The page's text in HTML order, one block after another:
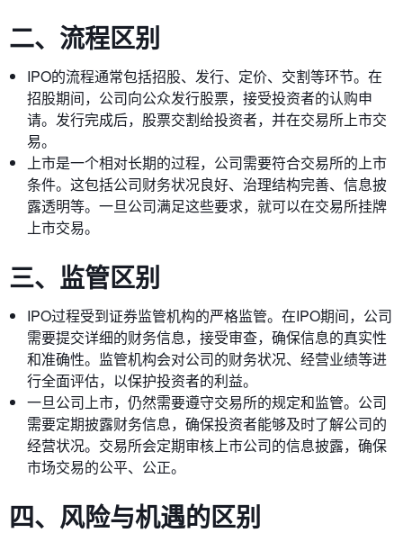
二、流程区别
IPO的流程通常包括招股、发行、定价、交割等环节。在
招股期间，公司向公众发行股票，接受投资者的认购申
请。发行完成后，股票交割给投资者，并在交易所上市交
易。
上市是一个相对长期的过程，公司需要符合交易所的上市
条件。这包括公司财务状况良好、治理结构完善、信息披
露透明等。一旦公司满足这些要求，就可以在交易所挂牌
上市交易。
三、监管区别
IPO过程受到证券监管机构的严格监管。在IPO期间，公司
需要提交详细的财务信息，接受审查，确保信息的真实性
和准确性。监管机构会对公司的财务状况、经营业绩等进
行全面评估，以保护投资者的利益。
一旦公司上市，仍然需要遵守交易所的规定和监管。公司
需要定期披露财务信息，确保投资者能够及时了解公司的
经营状况。交易所会定期审核上市公司的信息披露，确保
市场交易的公平、公正。
四、风险与机遇的区别